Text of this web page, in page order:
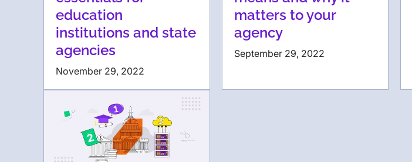
education
institutions and state
agencies
November 29, 2022
matters to your
agency
September 29, 2022